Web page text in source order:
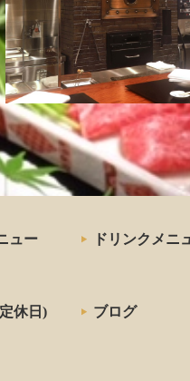
三宮の神戸牛炉窯炭焼ス
お店「雪月花 炭火
ュー ドリンクメニ
休日) ブログ